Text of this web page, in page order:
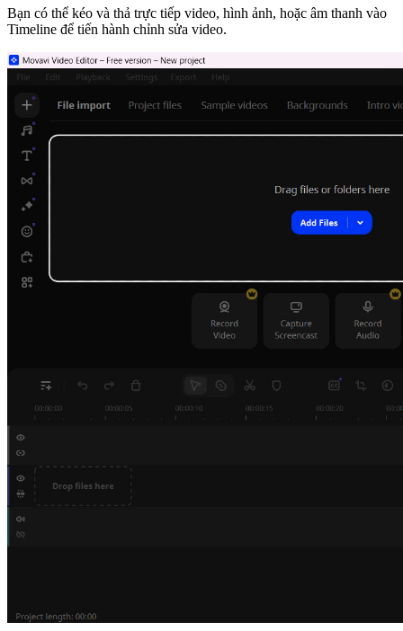
Bạn có thể kéo và thả trực tiếp video, hình ảnh, hoặc âm thanh vào
Timeline để tiến hành chỉnh sửa video.